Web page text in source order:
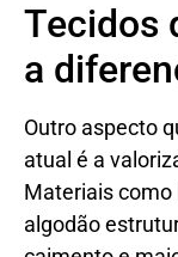
Tecidos
a
Outro aspecto
atual é a
Materiais como
algodão